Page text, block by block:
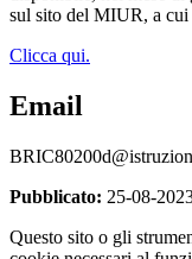
sul sito del MIUR, a cui
Clicca qui.
Email
Pubblicato: 25-08-
Questo sito o gli